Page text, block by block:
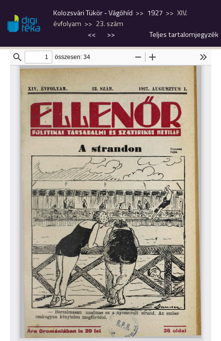
Kolozsvári Tükör - Vágóhíd 1927
XIV.
évfolyam
23. szám
<<
>> Teljes tartalomjegyzék